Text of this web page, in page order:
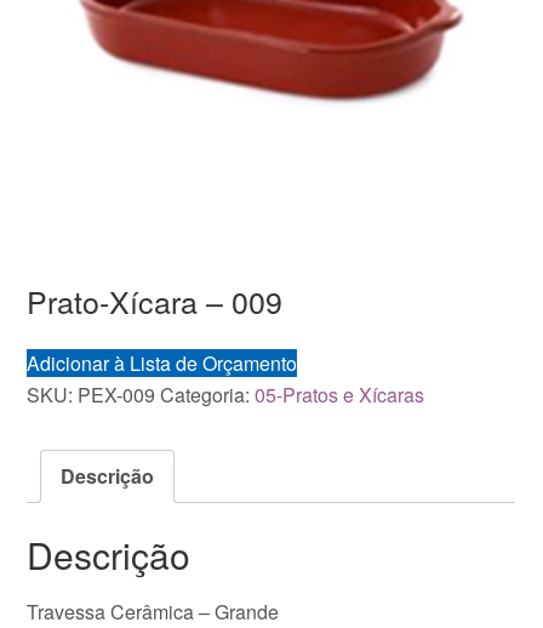
Prato-Xícara – 009
Adicionar à Lista de Orçamento
SKU: PEX-009 Categoria:05-Pratos e Xícaras
Descrição
Descrição
Travessa Cerâmica – Grande